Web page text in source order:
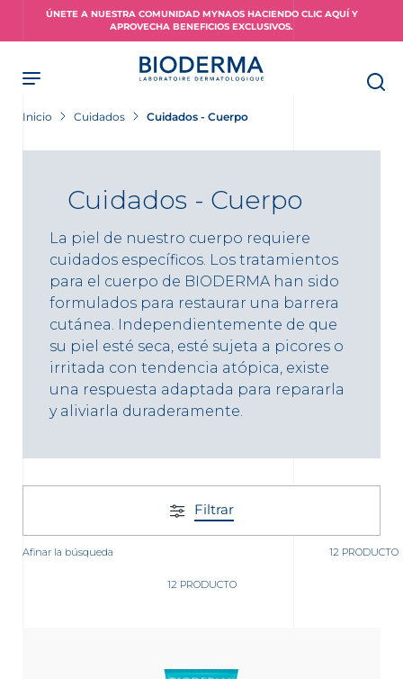
ÚNETE A NUESTRA COMUNIDAD MYNAOS HACIENDO CLIC AQUÍ Y
APROVECHA BENEFICIOS EXCLUSIVOS.
Inicio Cuidados Cuidados - Cuerpo
Cuidados - Cuerpo
La piel de nuestro cuerpo requiere
cuidados específicos. Los tratamientos
para el cuerpo de BIODERMA han sido
formulados para restaurar una barrera
cutánea. Independientemente de que
su piel esté seca, esté sujeta a picores o
irritada con tendencia atópica, existe
una respuesta adaptada para repararla
y aliviarla duraderamente.
Filtrar
Afinar la búsqueda 12 PRODUCTO
12 PRODUCTO